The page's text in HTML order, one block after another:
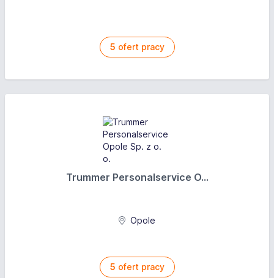
5 ofert pracy
Trummer Personalservice O...
Opole
5 ofert pracy